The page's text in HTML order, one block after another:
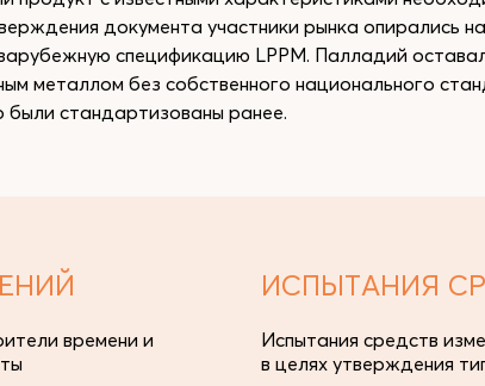
документа участники рынка опирались на
спецификацию LPPM. Палладий
металлом без собственного национального
были стандартизованы ранее.
времени и
ИСПЫТАНИЯ
Испытания средств
в целях утверждения